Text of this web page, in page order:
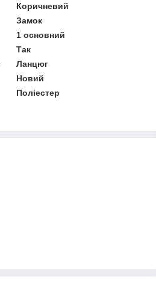
Коричневий
Замок
1 основний
Так
Ланцюг
Новий
Поліестер